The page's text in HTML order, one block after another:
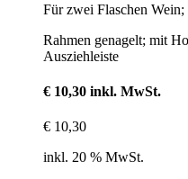
Für zwei Flaschen
Rahmen genagelt; mit
Ausziehleiste
€ 10,30 inkl. MwSt.
€ 10,30
inkl. 20 % MwSt.